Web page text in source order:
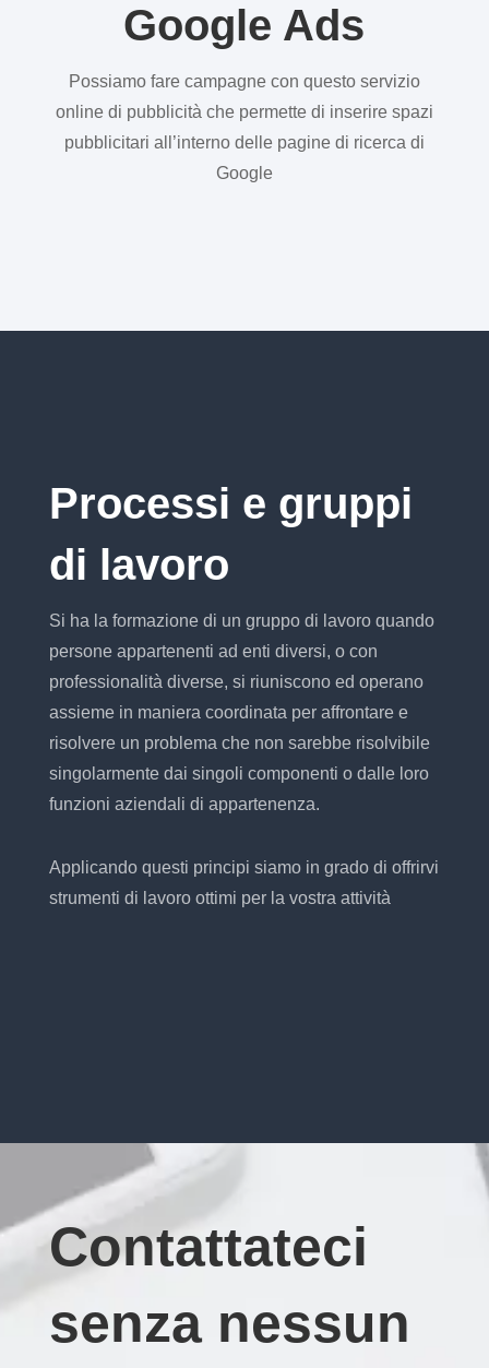
Google Ads
Possiamo fare campagne con questo servizio
online di pubblicità che permette di inserire spazi
pubblicitari all’interno delle pagine di ricerca di
Google
Processi e gruppi
di lavoro
Si ha la formazione di un gruppo di lavoro quando
persone appartenenti ad enti diversi, o con
professionalità diverse, si riuniscono ed operano
assieme in maniera coordinata per affrontare e
risolvere un problema che non sarebbe risolvibile
singolarmente dai singoli componenti o dalle loro
funzioni aziendali di appartenenza.
Applicando questi principi siamo in grado di offrirvi
strumenti di lavoro ottimi per la vostra attività
Contattateci
senza nessun